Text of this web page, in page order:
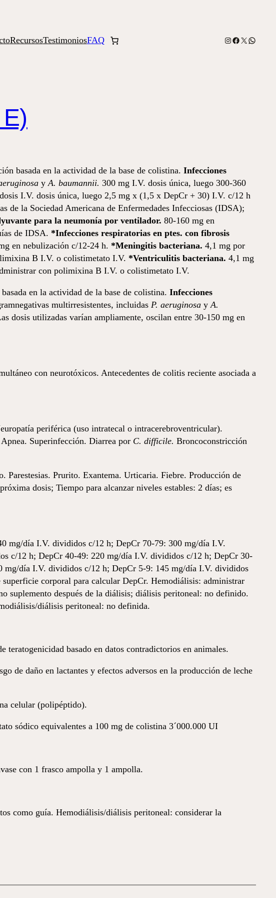
RecursosTestimoniosFAQ Instagram
Facebook
X
basada en la actividad de la base de colistina. Infecciones
yA. baumannii. 300 mg I.V. dosis única, luego 300-360
I.V. dosis única, luego 2,5 mg x (1,5 x DepCr + 30) I.V. c/12 h
de la Sociedad Americana de Enfermedades Infecciosas (IDSA);
para la neumonía por ventilador. 80-160 mg en
de IDSA. *Infecciones respiratorias en ptes. con fibrosis
en nebulización c/12-24 h. *Meningitis bacteriana. 4,1 mg por
B I.V. o colistimetato I.V. *Ventriculitis bacteriana. 4,1 mg
con polimixina B I.V. o colistimetato I.V.
en la actividad de la base de colistina. Infecciones
multirresistentes, incluidas P. aeruginosa yA.
dosis utilizadas varían ampliamente, oscilan entre 30-150 mg en
con neurotóxicos. Antecedentes de colitis reciente asociada a
periférica (uso intratecal o intracerebroventricular).
Superinfección. Diarrea por C. difficile. Broncoconstricción
Prurito. Exantema. Urticaria. Fiebre. Producción de
dosis; Tiempo para alcanzar niveles estables: 2 días; es
mg/día I.V. divididos c/12 h; DepCr 70-79: 300 mg/día I.V.
c/12 h; DepCr 40-49: 220 mg/día I.V. divididos c/12 h; DepCr 30-
día I.V. divididos c/12 h; DepCr 5-9: 145 mg/día I.V. divididos
corporal para calcular DepCr. Hemodiálisis: administrar
suplemento después de la diálisis; diálisis peritoneal: no definido.
diálisis peritoneal: no definida.
teratogenicidad basado en datos contradictorios en animales.
de daño en lactantes y efectos adversos en la producción de leche
celular (polipéptido).
sódico equivalentes a 100 mg de colistina 3´000.000 UI
con 1 frasco ampolla y 1 ampolla.
como guía. Hemodiálisis/diálisis peritoneal: considerar la